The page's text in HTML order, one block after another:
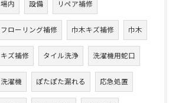
場内 設備 リペア補修
フローリング補修 巾木キズ補修 巾木
キズ補修 タイル洗浄 洗濯機用蛇口
洗濯機 ぽたぽた漏れる 応急処置